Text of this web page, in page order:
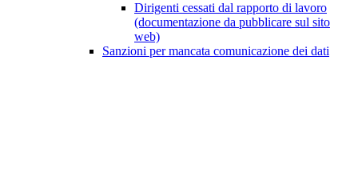
Dirigenti cessati dal rapporto di lavoro
(documentazione da pubblicare sul sito
web)
Sanzioni per mancata comunicazione dei dati